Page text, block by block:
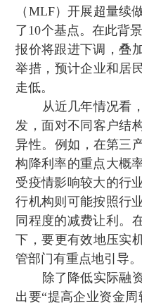
（MLF）开展超量续
了10个基点。在此背
报价将跟进下调，
举措，预计企业和
走低。
从近几年情况看
发，面对不同客户结
异性 。例如，在第
构降利率的重点大概率
受疫情影响较大的行业
行机构则可能按照行
同程度的减费让利 
下 ，要更有效地压实
管部门有重点地引导。
除了降低实际融资
出要“提高企业资金周